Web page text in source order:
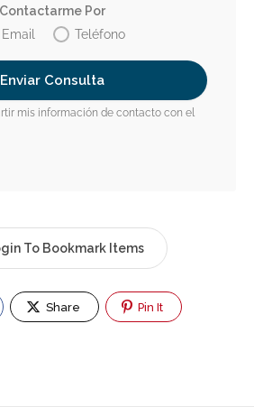
Contactarme Por
Email
Teléfono
mis información de contacto con el
To Bookmark Items
Share Pin It